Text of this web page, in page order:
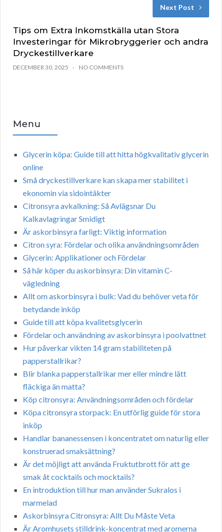
Next Post
Tips om Extra Inkomstkälla utan Stora
Investeringar för Mikrobryggerier och andra
Dryckestillverkare
DECEMBER 30, 2025 NO COMMENTS
Menu
Glycerin köpa: Guide till att hitta högkvalitativ glycerin
online
Små dryckestillverkare kan skapa mer stabilitet i
ekonomin via sidointäkter
Citronsyra avkalkning: Så Avlägsnar Du
Kalkavlagringar Smidigt
Är askorbinsyra farligt: Viktig information
Citron syra: Fördelar och olika användningsområden
Glycerin: Applikationer och Fördelar
Så här köper du askorbinsyra: Din vitamin C-
vägledning
Allt om askorbinsyra i bulk: Vad du behöver veta för
betydande inköp
Guide till att köpa kvalitetsglycerin
Fördelar och användning av askorbinsyra i poolvattnet
Hur påverkar vikten 14 gram stabiliteten på
papperstallrikar?
Blir blanka papperstallrikar mer eller mindre lätt
fläckiga än matta?
Köp citronsyra: Användningsområden och fördelar
Köpa citronsyra storpack: En utförlig guide för stora
inköp
Handlar bananessensen i koncentratet om naturlig eller
konstruerad smaksättning?
Är det möjligt att använda Fruktutbrott för att ge
smak åt cocktails och mocktails?
En introduktion till hur man använder Sukralos i
marmelad
Askorbinsyra Citronsyra: Allt Du Måste Veta
Är Aromhusets stilldrink-koncentrat med aromerna